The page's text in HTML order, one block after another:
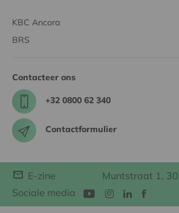
KBC Ancora
BRS
Contacteer ons
+32 0800 62 340
Contactformulier
E-zine
Muntstraat 1,
Sociale media